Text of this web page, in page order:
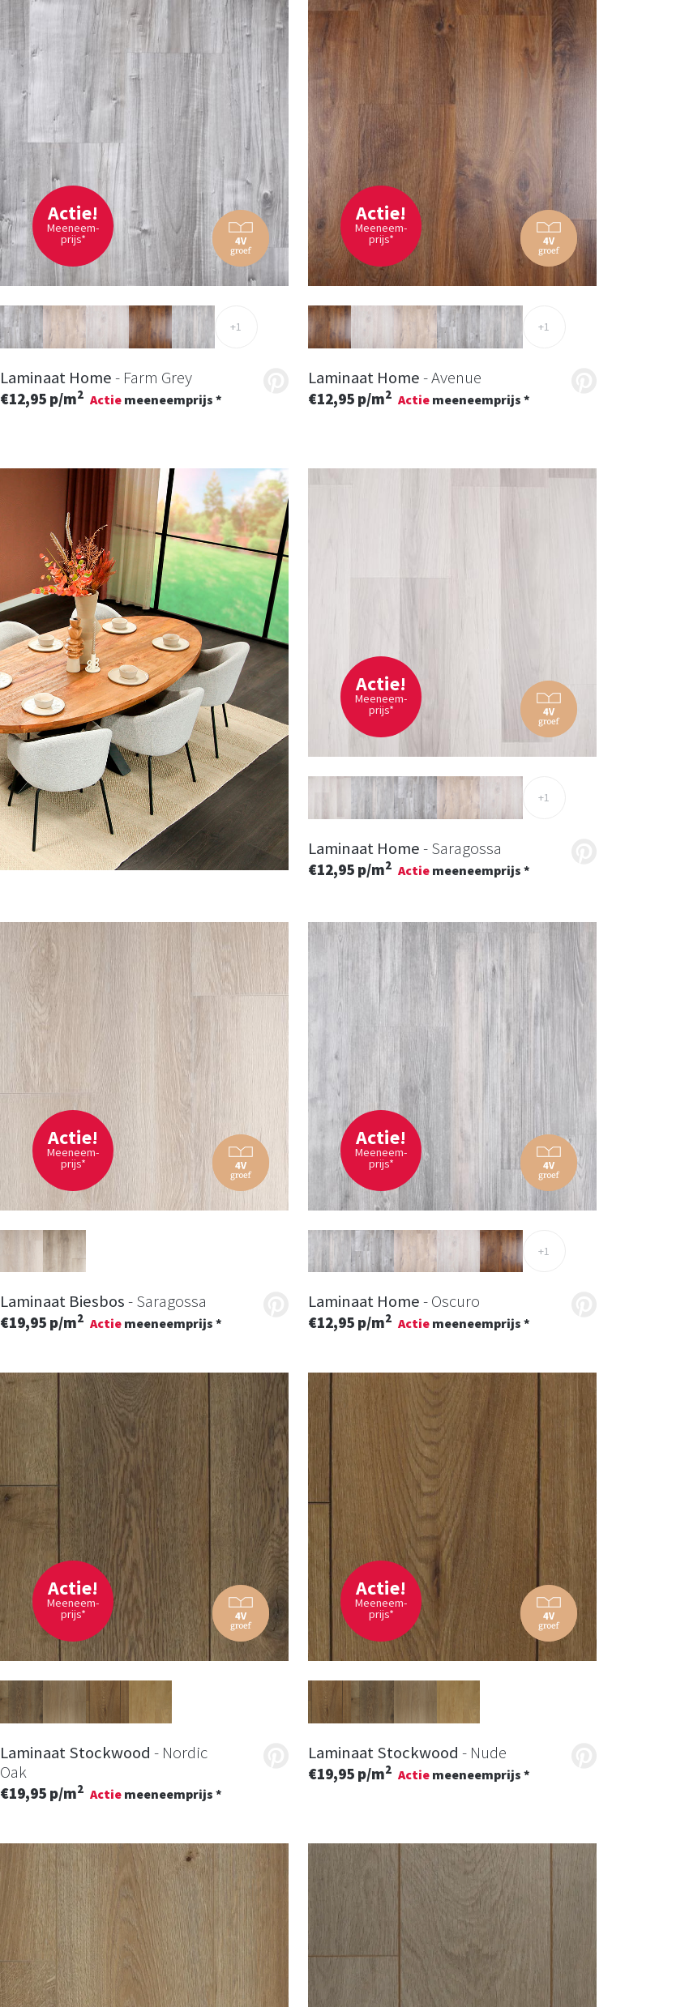
Actie!
Meeneem-
prijs*
+1
Laminaat Home- Farm Grey
€12,95 p/m2 Actie meeneemprijs *
Actie!
Meeneem-
prijs*
+1
Laminaat Home- Avenue
€12,95 p/m2 Actie meeneemprijs *
Actie!
Meeneem-
prijs*
+1
Laminaat Home- Saragossa
€12,95 p/m2 Actie meeneemprijs *
Actie!
Meeneem-
prijs*
Laminaat Biesbos- Saragossa
€19,95 p/m2 Actie meeneemprijs *
Actie!
Meeneem-
prijs*
+1
Laminaat Home- Oscuro
€12,95 p/m2 Actie meeneemprijs *
Actie!
Meeneem-
prijs*
Laminaat Stockwood - Nordic
Oak
€19,95 p/m2 Actie meeneemprijs *
Actie!
Meeneem-
prijs*
Laminaat Stockwood - Nude
€19,95 p/m2 Actie meeneemprijs *